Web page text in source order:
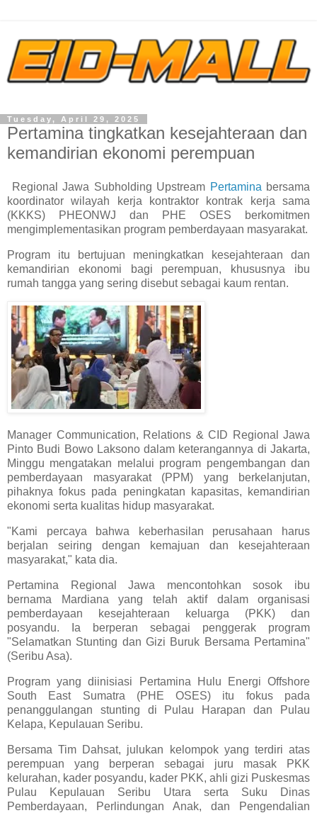
Tuesday, April 29, 2025
Pertamina tingkatkan kesejahteraan dan
kemandirian ekonomi perempuan
Regional Jawa Subholding Upstream Pertamina bersama
koordinator wilayah kerja kontraktor kontrak kerja sama
(KKKS) PHEONWJ dan PHE OSES berkomitmen
mengimplementasikan program pemberdayaan masyarakat.
Program itu bertujuan meningkatkan kesejahteraan dan
kemandirian ekonomi bagi perempuan, khususnya ibu
rumah tangga yang sering disebut sebagai kaum rentan.
Manager Communication, Relations & CID Regional Jawa
Pinto Budi Bowo Laksono dalam keterangannya di Jakarta,
Minggu mengatakan melalui program pengembangan dan
pemberdayaan masyarakat (PPM) yang berkelanjutan,
pihaknya fokus pada peningkatan kapasitas, kemandirian
ekonomi serta kualitas hidup masyarakat.
"Kami percaya bahwa keberhasilan perusahaan harus
berjalan seiring dengan kemajuan dan kesejahteraan
masyarakat," kata dia.
Pertamina Regional Jawa mencontohkan sosok ibu
bernama Mardiana yang telah aktif dalam organisasi
pemberdayaan kesejahteraan keluarga (PKK) dan
posyandu. Ia berperan sebagai penggerak program
"Selamatkan Stunting dan Gizi Buruk Bersama Pertamina"
(Seribu Asa).
Program yang diinisiasi Pertamina Hulu Energi Offshore
South East Sumatra (PHE OSES) itu fokus pada
penanggulangan stunting di Pulau Harapan dan Pulau
Kelapa, Kepulauan Seribu.
Bersama Tim Dahsat, julukan kelompok yang terdiri atas
perempuan yang berperan sebagai juru masak PKK
kelurahan, kader posyandu, kader PKK, ahli gizi Puskesmas
Pulau Kepulauan Seribu Utara serta Suku Dinas
Pemberdayaan, Perlindungan Anak, dan Pengendalian